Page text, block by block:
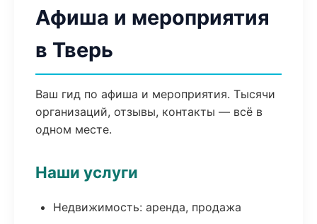
Афиша и мероприятия
в Тверь
Ваш гид по афиша и мероприятия. Тысячи
организаций, отзывы, контакты — всё в
одном месте.
Наши услуги
Недвижимость: аренда, продажа